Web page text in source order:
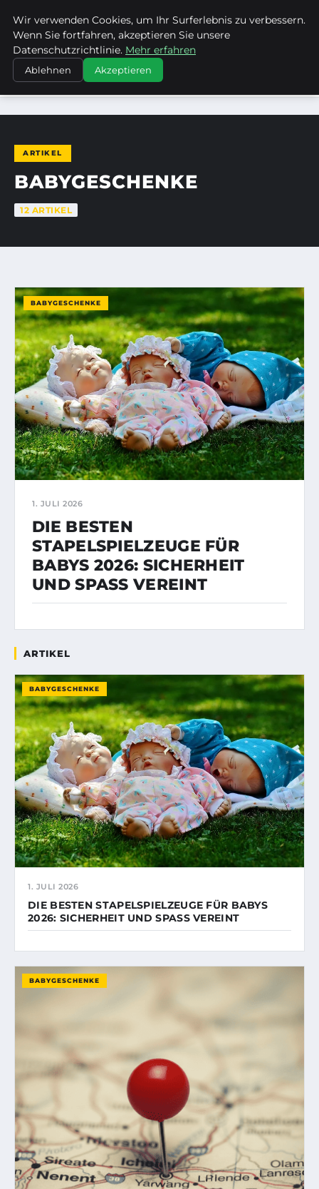
FRAUSUVI.DE
STARTSEITE BABYGESCHENKE
ARTIKEL
BABYGESCHENKE
12 ARTIKEL
BABYGESCHENKE
1. JULI 2026
DIE BESTEN
STAPELSPIELZEUGE FÜR
BABYS 2026: SICHERHEIT
UND SPASS VEREINT
ARTIKEL
BABYGESCHENKE
1. JULI 2026
DIE BESTEN STAPELSPIELZEUGE FÜR BABYS
2026: SICHERHEIT UND SPASS VEREINT
BABYGESCHENKE
Wir verwenden Cookies, um Ihr Surferlebnis zu verbessern.
Wenn Sie fortfahren, akzeptieren Sie unsere
Datenschutzrichtlinie. Mehr erfahren
Ablehnen Akzeptieren